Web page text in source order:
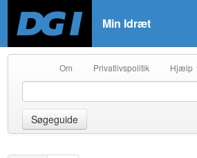
Min Idræt
Om Privatlivspolitik Hjælp
Søgeguide